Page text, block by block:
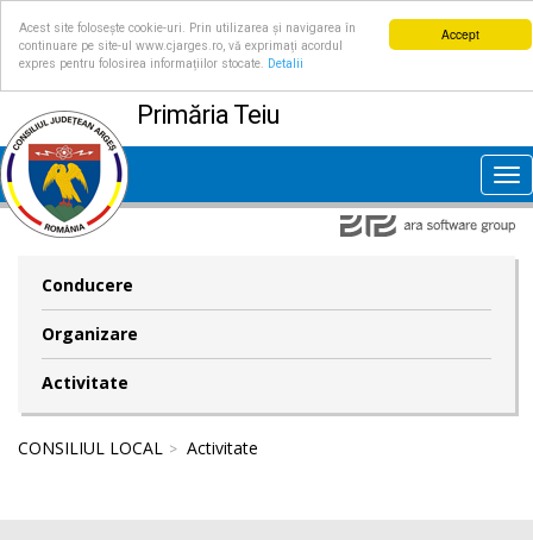
Accept
Acest site folosește cookie-uri. Prin utilizarea și navigarea în
continuare pe site-ul www.cjarges.ro, vă exprimați acordul
expres pentru folosirea informațiilor stocate.
Detalii
Primăria Teiu
Conducere
Organizare
Activitate
CONSILIUL LOCAL Activitate